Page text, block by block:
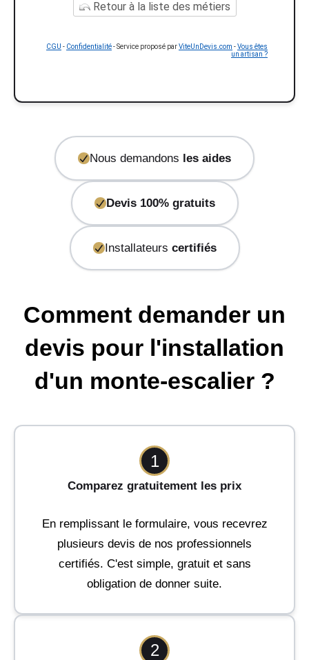
Retour à la liste des métiers
CGU - Confidentialité- Service proposé parViteUnDevis.com -Vous êtes
un artisan ?
Nous demandons les aides
Devis 100% gratuits
Installateurs certifiés
Comment demander un
devis pour l'installation
d'un monte-escalier ?
1
Comparez gratuitement les prix
En remplissant le formulaire, vous recevrez
plusieurs devis de nos professionnels
certifiés. C'est simple, gratuit et sans
obligation de donner suite.
2